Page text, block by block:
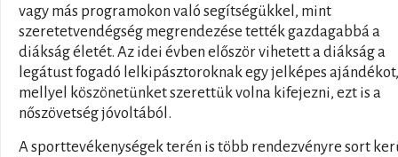
vagy más programokon való segítségükkel, mint
szeretetvendégség megrendezése tették gazdagabbá a
diákság életét. Az idei évben először vihetett a diákság a
legátust fogadó lelkipásztoroknak egy jelképes ajándékot,
mellyel köszönetünket szerettük volna kifejezni, ezt is a
nőszövetség jóvoltából.
A sporttevékenységek terén is több rendezvényre sort